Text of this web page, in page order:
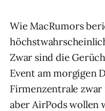
Wie MacRumors
Zwar sind die
Event am morgigen
Firmenzentrale
aber AirPods wollen